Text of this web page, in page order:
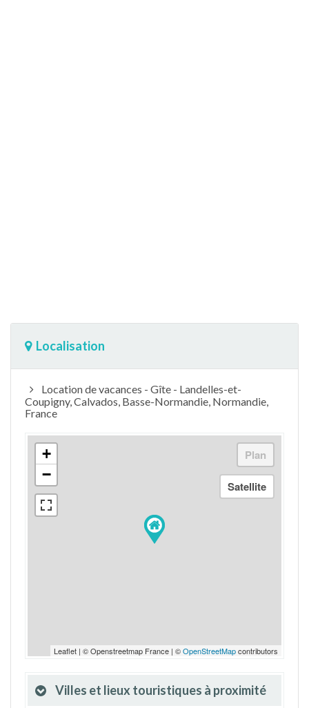
Localisation
Location de vacances - Gîte - Landelles-et-
Coupigny, Calvados, Basse-Normandie, Normandie,
France
+
−
Leaflet | © Openstreetmap France | ©OpenStreetMapcontributors
Villes et lieux touristiques à proximité